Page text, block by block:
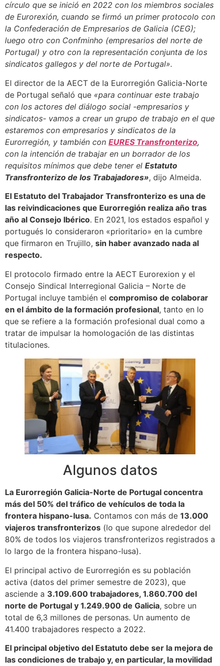
círculo que se inició en 2022 con los miembros sociales
de Eurorexión, cuando se firmó un primer protocolo con
la Confederación de Empresarios de Galicia (CEG);
luego otro con Confminho (empresarios del norte de
Portugal) y otro con la representación conjunta de los
sindicatos gallegos y del norte de Portugal».
El director de la AECT de la Eurorregión Galicia-Norte
de Portugal señaló que «para continuar este trabajo
con los actores del diálogo social -empresarios y
sindicatos- vamos a crear un grupo de trabajo en el que
estaremos con empresarios y sindicatos de la
Eurorregión, y también con EURES Transfronterizo,
con la intención de trabajar en un borrador de los
requisitos mínimos que debe tener el Estatuto
Transfronterizo de los Trabajadores», dijo Almeida.
El Estatuto del Trabajador Transfronterizo es una de
las reivindicaciones que Eurorregión realiza año tras
año al Consejo Ibérico. En 2021, los estados español y
portugués lo consideraron «prioritario» en la cumbre
que firmaron en Trujillo, sin haber avanzado nada al
respecto.
El protocolo firmado entre la AECT Eurorexion y el
Consejo Sindical Interregional Galicia – Norte de
Portugal incluye también el compromiso de colaborar
en el ámbito de la formación profesional, tanto en lo
que se refiere a la formación profesional dual como a
tratar de impulsar la homologación de las distintas
titulaciones.
Algunos datos
La Eurorregión Galicia-Norte de Portugal concentra
más del 50% del tráfico de vehículos de toda la
frontera hispano-lusa. Contamos con más de 13.000
viajeros transfronterizos (lo que supone alrededor del
80% de todos los viajeros transfronterizos registrados a
lo largo de la frontera hispano-lusa).
El principal activo de Eurorregión es su población
activa (datos del primer semestre de 2023), que
asciende a 3.109.600 trabajadores, 1.860.700 del
norte de Portugal y 1.249.900 de Galicia, sobre un
total de 6,3 millones de personas. Un aumento de
41.400 trabajadores respecto a 2022.
El principal objetivo del Estatuto debe ser la mejora de
las condiciones de trabajo y, en particular, la movilidad